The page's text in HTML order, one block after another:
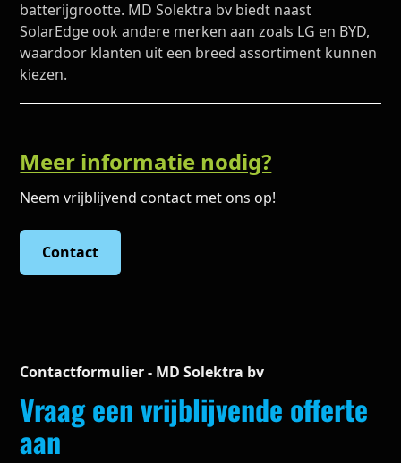
batterijgrootte. MD Solektra bv biedt naast
SolarEdge ook andere merken aan zoals LG en BYD,
waardoor klanten uit een breed assortiment kunnen
kiezen.
Meer informatie nodig?
Neem vrijblijvend contact met ons op!
Contact
Contactformulier - MD Solektra bv
Vraag een vrijblijvende offerte
aan